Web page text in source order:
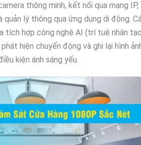
thông minh, kết nối qua mạng IP,
lý thông qua ứng dụng di động.
tích hợp công nghệ AI (trí tuệ nhân
hiện chuyển động và ghi lại hình
kiện ánh sáng yếu.